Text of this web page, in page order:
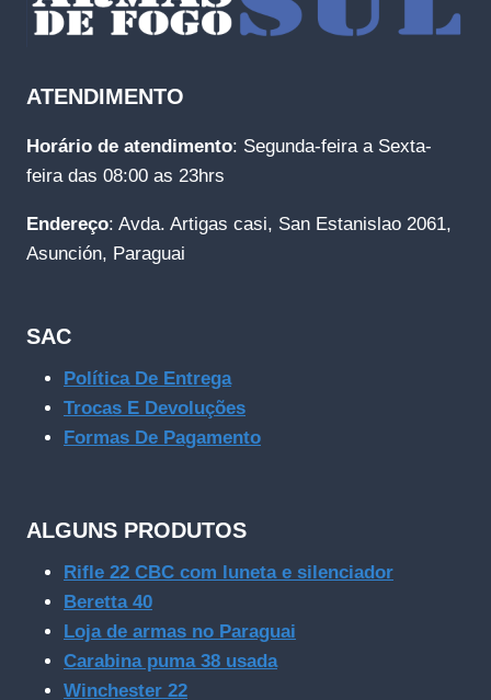
ATENDIMENTO
Horário de atendimento: Segunda-feira a Sexta-
feira das 08:00 as 23hrs
Endereço: Avda. Artigas casi, San Estanislao 2061,
Asunción, Paraguai
SAC
Política De Entrega
Trocas E Devoluções
Formas De Pagamento
ALGUNS PRODUTOS
Rifle 22 CBC com luneta e silenciador
Beretta 40
Loja de armas no Paraguai
Carabina puma 38 usada
Winchester 22